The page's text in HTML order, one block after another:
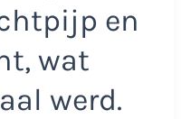
en
wat
werd.